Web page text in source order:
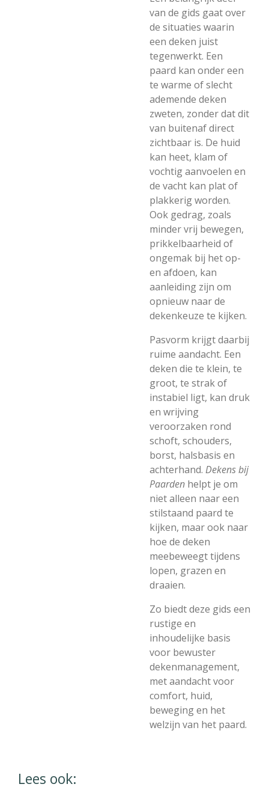
van de gids gaat over
de situaties waarin
een deken juist
tegenwerkt. Een
paard kan onder een
te warme of slecht
ademende deken
zweten, zonder dat dit
van buitenaf direct
zichtbaar is. De huid
kan heet, klam of
vochtig aanvoelen en
de vacht kan plat of
plakkerig worden.
Ook gedrag, zoals
minder vrij bewegen,
prikkelbaarheid of
ongemak bij het op-
en afdoen, kan
aanleiding zijn om
opnieuw naar de
dekenkeuze te kijken.
Pasvorm krijgt daarbij
ruime aandacht. Een
deken die te klein, te
groot, te strak of
instabiel ligt, kan druk
en wrijving
veroorzaken rond
schoft, schouders,
borst, halsbasis en
achterhand. Dekens bij
Paarden helpt je om
niet alleen naar een
stilstaand paard te
kijken, maar ook naar
hoe de deken
meebeweegt tijdens
lopen, grazen en
draaien.
Zo biedt deze gids een
rustige en
inhoudelijke basis
voor bewuster
dekenmanagement,
met aandacht voor
comfort, huid,
beweging en het
welzijn van het paard.
Lees ook: